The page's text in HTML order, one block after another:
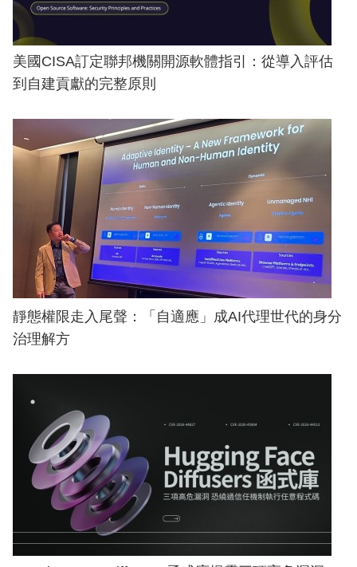
美國CISA訂定聯邦機關開源軟體指引：從導入評估
到自建貢獻的完整原則
靜態權限走入尾聲：「自適應」成AI代理世代的身分
治理解方